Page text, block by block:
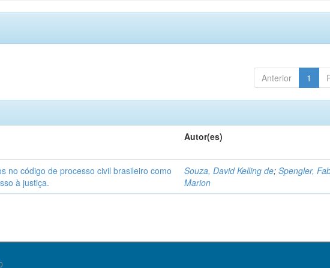
Anterior 1
Autor(es)
no código de processo civil brasileiro como
à justiça.
Souza, David Kelling de;Spengler,
Marion